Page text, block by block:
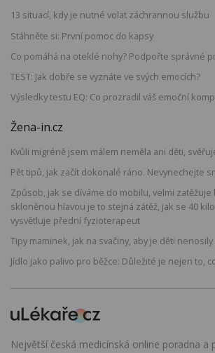
13 situací, kdy je nutné volat záchrannou službu
Stáhněte si: První pomoc do kapsy
Co pomáhá na oteklé nohy? Podpořte správné
TEST: Jak dobře se vyznáte ve svých emocích?
Výsledky testu EQ: Co prozradil váš emoční
Žena-in.cz
Kvůli migréně jsem málem neměla ani děti,
Pět tipů, jak začít dokonalé ráno. Nevynechejte
Způsob, jak se díváme do mobilu, velmi zatěžuje
skloněnou hlavou je to stejná zátěž, jak se 40
vysvětluje přední fyzioterapeut
Tipy maminek, jak na svačiny, aby je děti
Jídlo jako palivo pro běžce: Důležité je nejen to,
Největší česká medicínská online poradna a